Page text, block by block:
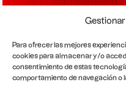
Para ofrecer las mejores
cookies para almacenar y/o
consentimiento de estas
comportamiento de navegación o